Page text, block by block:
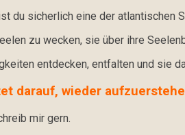
du sicherlich eine der atlantischen
zu wecken, sie über ihre
entdecken, entfalten und sie
darauf, wieder
mir gern.